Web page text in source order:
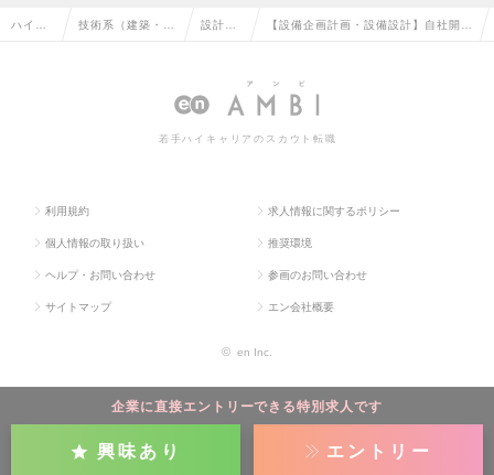
企業に直接エントリーできる特別求人です
興味あり エントリー
ハイク 技術系（建築・設 設計
備）の
【設備企画計画・設備設計】自社開発
設備担当者の求人情報
若手ハイキャリアのスカウト転職
利用規約 求人情報に関するポリシー
個人情報の取り扱い 推奨環境
ヘルプ・お問い合わせ 参画のお問い合わせ
サイトマップ エン会社概要
© en Inc.